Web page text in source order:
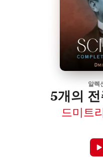
알렉
5개의
드미트